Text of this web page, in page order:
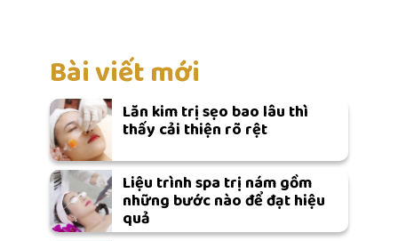
Bài viết mới
Lăn kim trị sẹo bao lâu thì
thấy cải thiện rõ rệt
Liệu trình spa trị nám gồm
những bước nào để đạt hiệu
quả